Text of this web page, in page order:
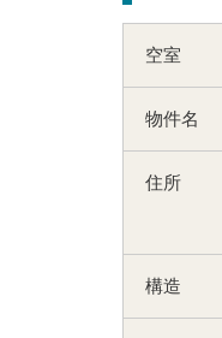
空室
物件名
住所
構造